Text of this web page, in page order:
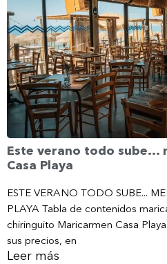
Este verano todo sube…
Casa Playa
ESTE VERANO TODO SUBE...
PLAYA Tabla de contenidos
chiringuito Maricarmen Casa
sus precios, en
Leer más